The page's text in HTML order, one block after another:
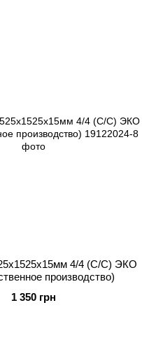
4/4 (C/C) ЭКО
производство)
1 350 грн